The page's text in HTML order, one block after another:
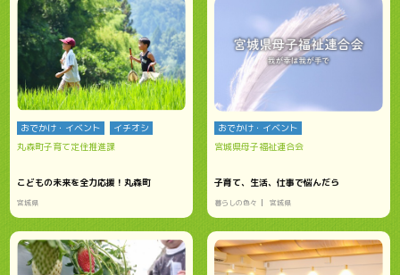
おでかけ・イベント
イチオシ
丸森町子育て定住推進課
こどもの未来を全力応援！丸森町
宮城県
おでかけ・イベント
宮城県母子福祉連合会
子育て、生活、仕事で悩んだら
暮らしの色々 宮城県